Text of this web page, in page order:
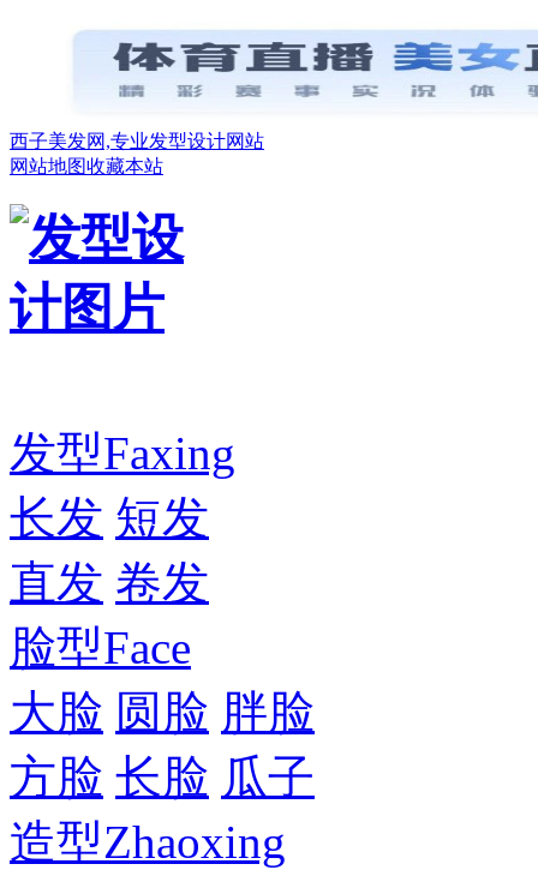
西子美发网,专业发型设计网站
网站地图收藏本站
发型Faxing
长发 短发
直发 卷发
脸型Face
大脸 圆脸 胖脸
方脸 长脸 瓜子
造型Zhaoxing